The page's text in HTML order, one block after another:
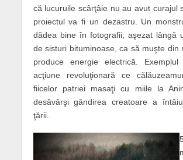
că lucuruile scârţâie nu au avut curajul
proiectul va fi un dezastru. Un
dădea bine în fotografii, aşezat lângă
de sisturi bituminoase, ca să muşte din
produce energie electrică.
acţiune revoluţionară ce călăuzea
fiicelor patriei masaţi cu miile la
desăvârşi gândirea creatoare a
ţării.